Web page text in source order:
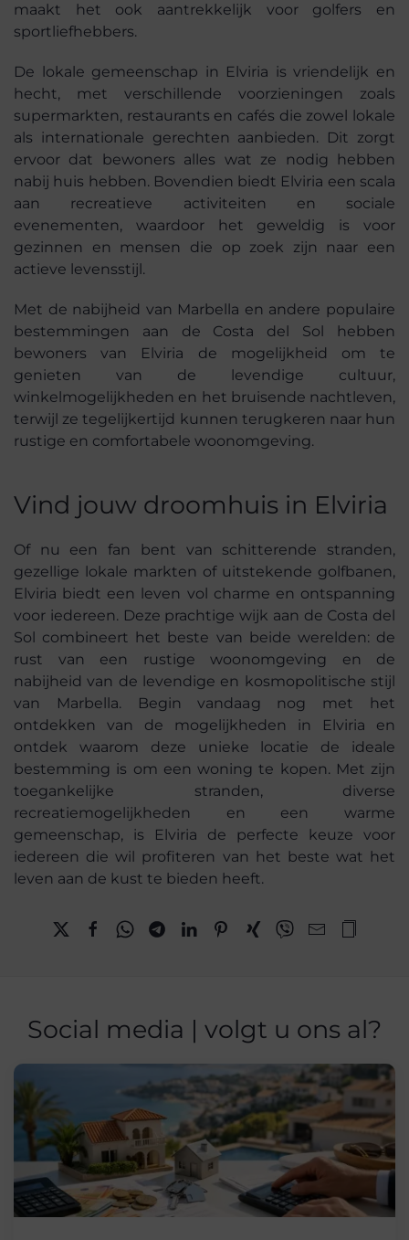
maakt het ook aantrekkelijk voor golfers en
sportliefhebbers.
De lokale gemeenschap in Elviria is vriendelijk en
hecht, met verschillende voorzieningen zoals
supermarkten, restaurants en cafés die zowel lokale
als internationale gerechten aanbieden. Dit zorgt
ervoor dat bewoners alles wat ze nodig hebben
nabij huis hebben. Bovendien biedt Elviria een scala
aan recreatieve activiteiten en sociale
evenementen, waardoor het geweldig is voor
gezinnen en mensen die op zoek zijn naar een
actieve levensstijl.
Met de nabijheid van Marbella en andere populaire
bestemmingen aan de Costa del Sol hebben
bewoners van Elviria de mogelijkheid om te
genieten van de levendige cultuur,
winkelmogelijkheden en het bruisende nachtleven,
terwijl ze tegelijkertijd kunnen terugkeren naar hun
rustige en comfortabele woonomgeving.
Vind jouw droomhuis in Elviria
Of nu een fan bent van schitterende stranden,
gezellige lokale markten of uitstekende golfbanen,
Elviria biedt een leven vol charme en ontspanning
voor iedereen. Deze prachtige wijk aan de Costa del
Sol combineert het beste van beide werelden: de
rust van een rustige woonomgeving en de
nabijheid van de levendige en kosmopolitische stijl
van Marbella. Begin vandaag nog met het
ontdekken van de mogelijkheden in Elviria en
ontdek waarom deze unieke locatie de ideale
bestemming is om een woning te kopen. Met zijn
toegankelijke stranden, diverse
recreatiemogelijkheden en een warme
gemeenschap, is Elviria de perfecte keuze voor
iedereen die wil profiteren van het beste wat het
leven aan de kust te bieden heeft.
Social media | volgt u ons al?